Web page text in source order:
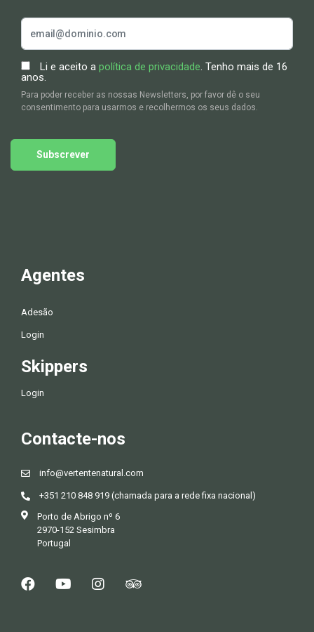
Li e aceito a política de privacidade. Tenho mais de 16
anos.
Para poder receber as nossas Newsletters, por favor dê o seu
consentimento para usarmos e recolhermos os seus dados.
Subscrever
Agentes
Adesão
Login
Skippers
Login
Contacte-nos
info@vertentenatural.com
+351 210 848 919 (chamada para a rede fixa nacional)
Porto de Abrigo nº 6
2970-152 Sesimbra
Portugal